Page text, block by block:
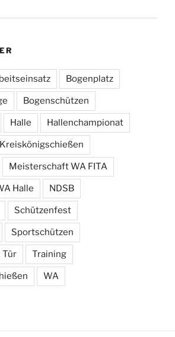
Bogenplatz
Bogenschützen
Halle Hallenchampionat
Kreiskönigschießen
Meisterschaft WA FITA
Halle NDSB
Schützenfest
Sportschützen
Tür Training
WA